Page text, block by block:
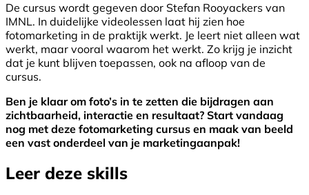
De cursus wordt gegeven door Stefan Rooyackers van
IMNL. In duidelijke videolessen laat hij zien hoe
fotomarketing in de praktijk werkt. Je leert niet alleen wat
werkt, maar vooral waarom het werkt. Zo krijg je inzicht
dat je kunt blijven toepassen, ook na afloop van de
cursus.
Ben je klaar om foto’s in te zetten die bijdragen aan
zichtbaarheid, interactie en resultaat? Start vandaag
nog met deze fotomarketing cursus en maak van beeld
een vast onderdeel van je marketingaanpak!
Leer deze skills